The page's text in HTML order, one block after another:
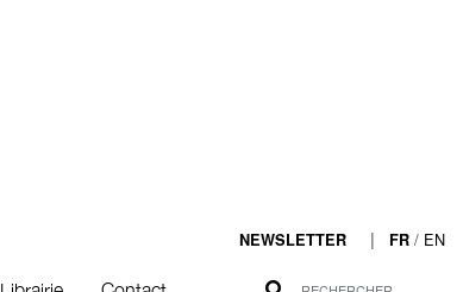
NEWSLETTER | FR / EN